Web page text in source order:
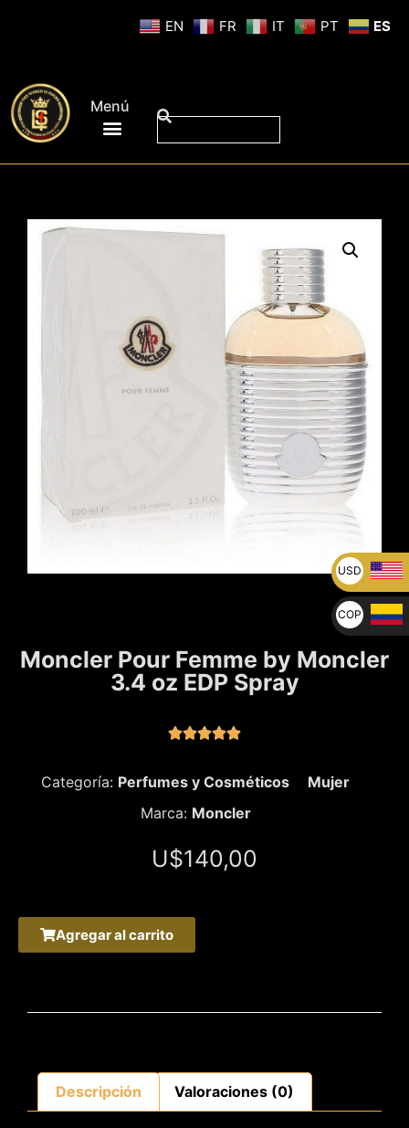
Menú
Moncler Pour Femme by Moncler
3.4 oz EDP Spray

Categoría: Perfumes y Cosméticos
Mujer
Marca: Moncler
U$140,00
Agregar al carrito
Descripción Valoraciones (0)
EN FR IT PT ES
USD
U$
COP
$